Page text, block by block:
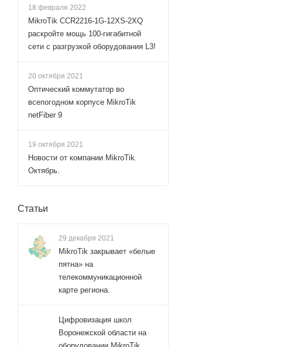
18 февраля 2022
MikroTik CCR2216-1G-12XS-2XQ
раскройте мощь 100-гигабитной
сети с разгрузкой оборудования L3!
20 октября 2021
Оптический коммутатор во
всепогодном корпусе MikroTik
netFiber 9
19 октября 2021
Новости от компании MikroTik.
Октябрь.
Статьи
29 декабря 2021
MikroTik закрывает «белые
пятна» на
телекоммуникационной
карте региона.
Цифровизация школ
Воронежской области на